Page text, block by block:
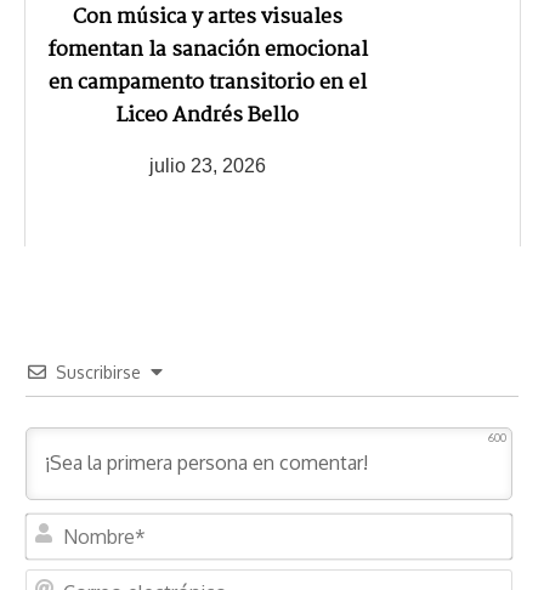
Con música y artes visuales
fomentan la sanación emocional
en campamento transitorio en el
Liceo Andrés Bello
julio 23, 2026
Suscribirse
600
o
m